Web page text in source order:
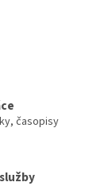
časopisy